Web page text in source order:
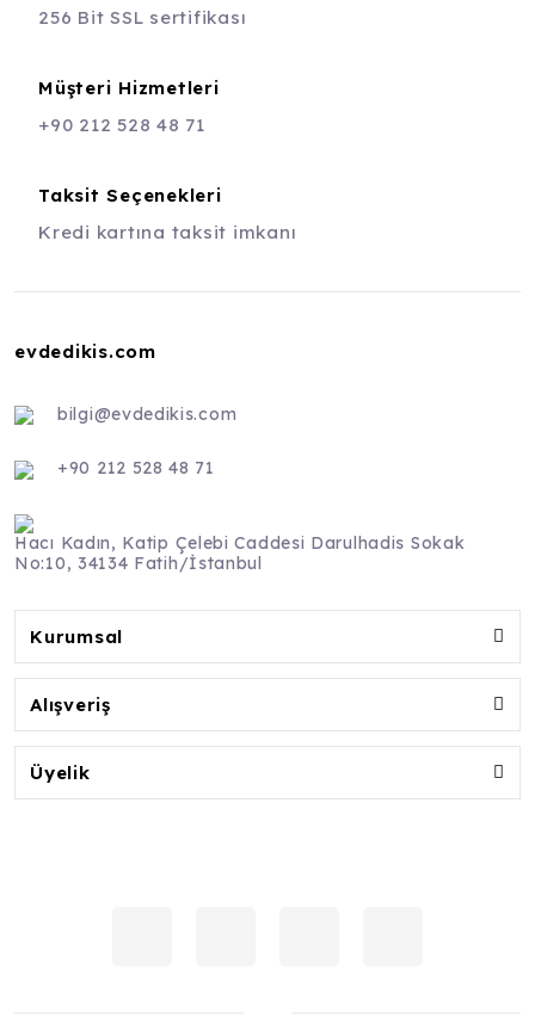
256 Bit SSL sertifikası
Müşteri Hizmetleri
+90 212 528 48 71
Taksit Seçenekleri
Kredi kartına taksit imkanı
evdedikis.com
bilgi@evdedikis.com
+90 212 528 48 71
Hacı Kadın, Katip Çelebi Caddesi Darulhadis Sokak
No:10, 34134 Fatih/İstanbul
Kurumsal
Alışveriş
Üyelik